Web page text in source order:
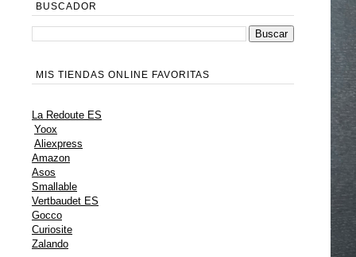
BUSCADOR
MIS TIENDAS ONLINE FAVORITAS
La Redoute ES
Yoox
Aliexpress
Amazon
Asos
Smallable
Vertbaudet ES
Gocco
Curiosite
Zalando